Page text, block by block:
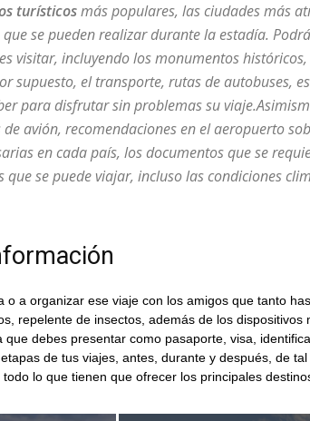
turísticosmás populares, las ciudades más
se pueden realizar durante la estadía.
visitar, incluyendo los monumentos
supuesto, el transporte, rutas de autobuses,
para disfrutar sin problemas su
avión, recomendaciones en el aeropuerto
en cada país, los documentos que se
se puede viajar, incluso las condiciones
a organizar ese viaje con los amigos que tanto
repelente de insectos, además de los dispositivos
debes presentar como pasaporte, visa,
de tus viajes, antes, durante y después, de
lo que tienen que ofrecer los principales